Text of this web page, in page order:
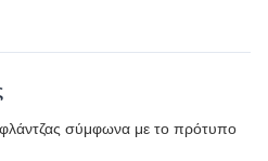
σύμφωνα με το πρότυπο